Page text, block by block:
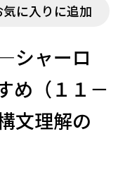
気に入りに追加
シャーロ
め（１１－
文理解の